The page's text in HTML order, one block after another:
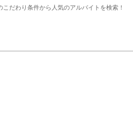
だわり条件から人気のアルバイトを検索！